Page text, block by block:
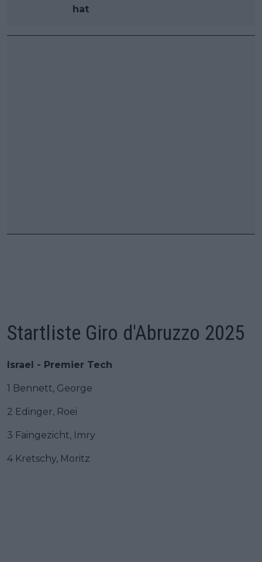
hat
Startliste Giro d'Abruzzo 2025
Israel - Premier Tech
1 Bennett, George
2 Edinger, Roei
3 Faingezicht, Imry
4 Kretschy, Moritz